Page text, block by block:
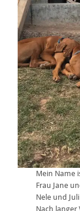
Mein Name
Frau Jane
Nele und
Nach langer